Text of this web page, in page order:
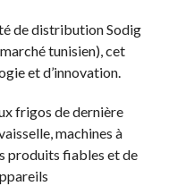
de distribution Sodig
tunisien), cet
et d’innovation.
frigos de dernière
machines à
produits fiables et de